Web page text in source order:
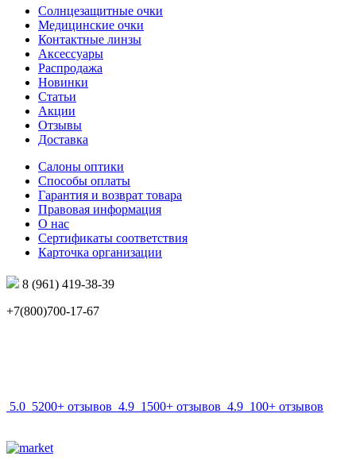
Солнцезащитные очки
Медицинские очки
Контактные линзы
Аксессуары
Распродажа
Новинки
Статьи
Акции
Отзывы
Доставка
Салоны оптики
Способы оплаты
Гарантия и возврат товара
Правовая информация
О нас
Сертификаты соответствия
Карточка организации
8 (961) 419-38-39
+7(800)700-17-67
5.0 5200+ отзывов 4.9 1500+ отзывов 4.9 100+ отзывов